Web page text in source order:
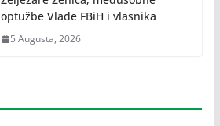
optužbe Vlade FBiH i vlasnika
5 Augusta, 2026